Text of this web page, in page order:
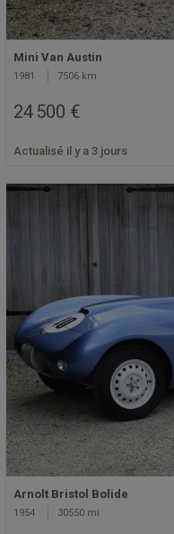
Mini Van Austin
1981 7506 km
24 500 €
Actualisé il y a 3 jours
Arnolt Bristol Bolide
1954 30550 mi